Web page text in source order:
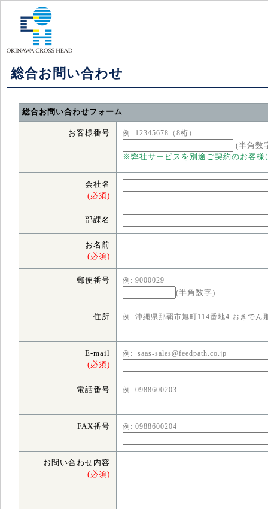
総合お問い合わせ
総合お問い合わせフォーム
お客様番号 例: 12345678（8桁）
(半角数
※弊社サービスを別途ご契約のお客
会社名
(必須)
部課名
お名前
(必須)
郵便番号 例: 9000029
(半角数字)
住所 例: 沖縄県那覇市旭町114番地4 おきでん
E-mail
(必須)
例: saas-sales@feedpath.co.jp
電話番号 例: 0988600203
FAX番号 例: 0988600204
お問い合わせ内容
(必須)